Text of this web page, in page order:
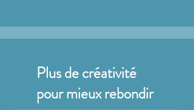
Plus de créativité
pour mieux rebondir